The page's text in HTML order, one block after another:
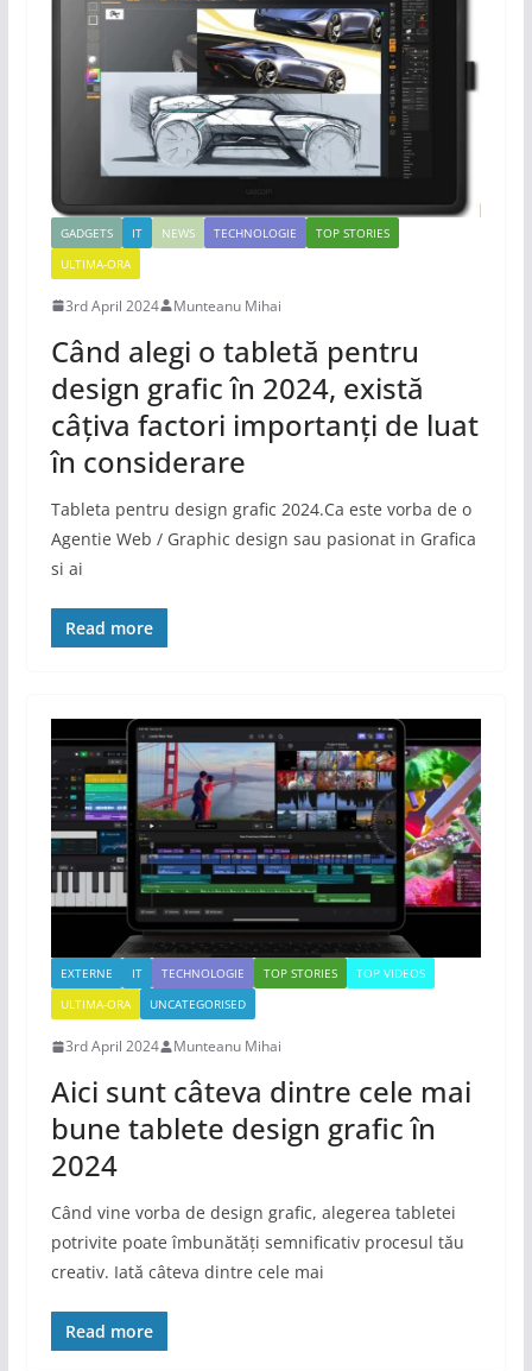
GADGETS IT NEWS TECHNOLOGIE
TOP STORIES
ULTIMA-ORA
3rd April 2024 Munteanu Mihai
Când alegi o tabletă pentru
design grafic în 2024, există
câțiva factori importanți de luat
în considerare
Tableta pentru design grafic 2024.Ca este vorba de o
Agentie Web / Graphic design sau pasionat in Grafica
si ai
Read more
EXTERNE IT TECHNOLOGIE TOP STORIES
TOP VIDEOS
ULTIMA-ORA
UNCATEGORISED
3rd April 2024 Munteanu Mihai
Aici sunt câteva dintre cele mai
bune tablete design grafic în
2024
Când vine vorba de design grafic, alegerea tabletei
potrivite poate îmbunătăți semnificativ procesul tău
creativ. Iată câteva dintre cele mai
Read more